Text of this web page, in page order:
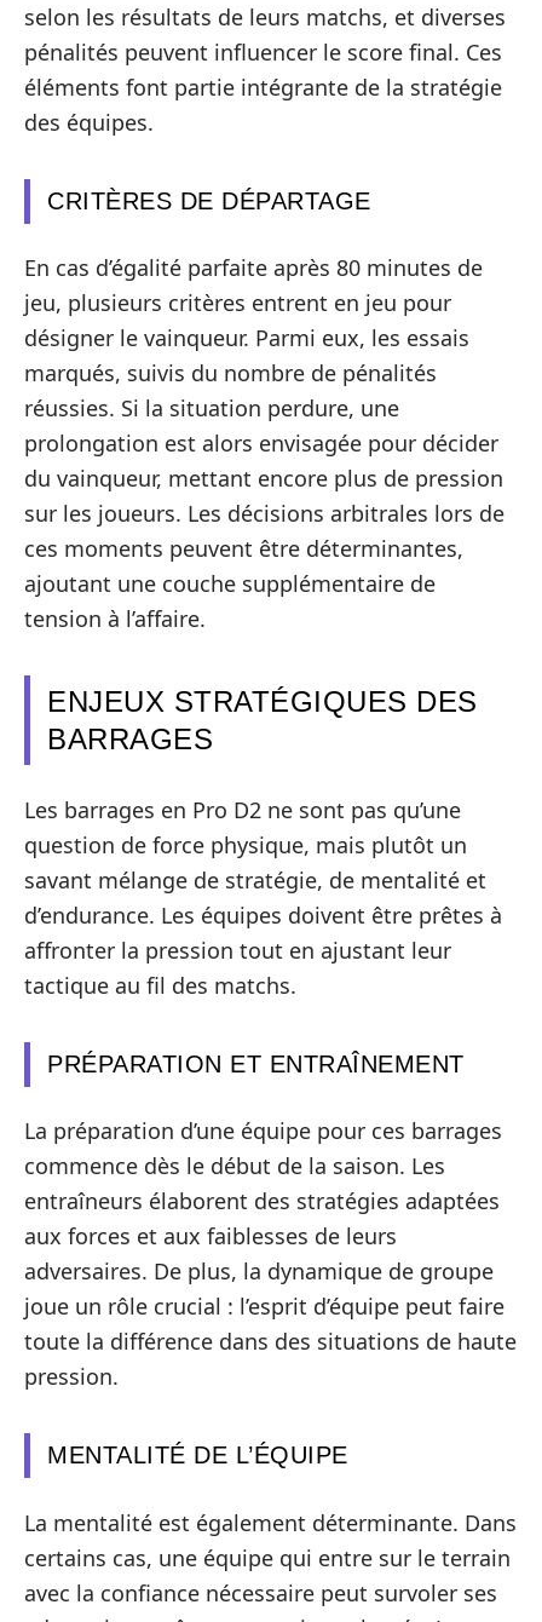
selon les résultats de leurs matchs, et diverses
pénalités peuvent influencer le score final. Ces
éléments font partie intégrante de la stratégie
des équipes.
CRITÈRES DE DÉPARTAGE
En cas d’égalité parfaite après 80 minutes de
jeu, plusieurs critères entrent en jeu pour
désigner le vainqueur. Parmi eux, les essais
marqués, suivis du nombre de pénalités
réussies. Si la situation perdure, une
prolongation est alors envisagée pour décider
du vainqueur, mettant encore plus de pression
sur les joueurs. Les décisions arbitrales lors de
ces moments peuvent être déterminantes,
ajoutant une couche supplémentaire de
tension à l’affaire.
ENJEUX STRATÉGIQUES DES
BARRAGES
Les barrages en Pro D2 ne sont pas qu’une
question de force physique, mais plutôt un
savant mélange de stratégie, de mentalité et
d’endurance. Les équipes doivent être prêtes à
affronter la pression tout en ajustant leur
tactique au fil des matchs.
PRÉPARATION ET ENTRAÎNEMENT
La préparation d’une équipe pour ces barrages
commence dès le début de la saison. Les
entraîneurs élaborent des stratégies adaptées
aux forces et aux faiblesses de leurs
adversaires. De plus, la dynamique de groupe
joue un rôle crucial : l’esprit d’équipe peut faire
toute la différence dans des situations de haute
pression.
MENTALITÉ DE L’ÉQUIPE
La mentalité est également déterminante. Dans
certains cas, une équipe qui entre sur le terrain
avec la confiance nécessaire peut survoler ses